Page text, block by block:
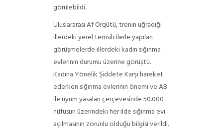
görülebildi.
Uluslararası Af Örgütü, trenin uğradığı
illerdeki yerel temsilcilerle yapılan
görüşmelerde illerdeki kadın sığınma
evlerinin durumu üzerine görüştü.
Kadına Yönelik Şiddete Karşı hareket
ederken sığınma evlerinin önemi ve AB
ile uyum yasaları çerçevesinde 50.000
nüfusun üzerindeki her ilde sığınma evi
açılmasının zorunlu olduğu bilgisi verildi.